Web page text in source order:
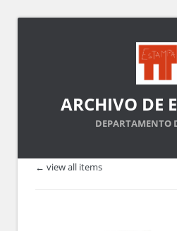
ARCHIVO DE
DEPARTAMENTO
← view all items